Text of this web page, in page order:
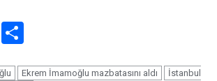
Email
Ekrem İmamoğlu mazbatasını aldı
İstanbul